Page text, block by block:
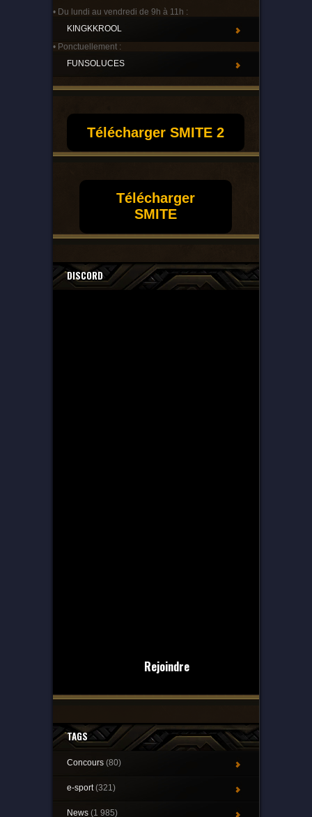
• Du lundi au vendredi de 9h à 11h :
KINGKKROOL
• Ponctuellement :
FUNSOLUCES
Télécharger SMITE 2
Télécharger
SMITE
DISCORD
Rejoindre
TAGS
Concours (80)
e-sport(321)
News (1 985)